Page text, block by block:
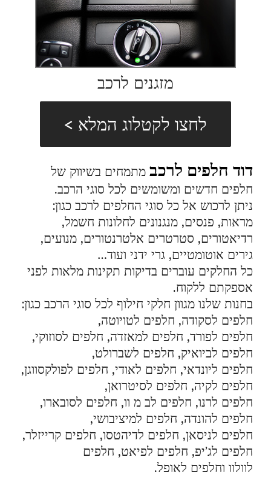
מזגנים לרכב
לחצו לקטלוג המלא >
דוד חלפים לרכב מתמחים בשיווק של
חלפים חדשים ומשומשים לכל סוגי הרכב.
ניתן לרכוש אל כל סוגי החלפים לרכב כגון:
מראות, פנסים, מנגנונים לחלונות חשמל,
רדיאטורים, סטרטרים אלטרנטורים, מנועים,
גירים אוטומטיים, גרי ידני ועוד…
כל החלקים עוברים בדיקות תקינות מלאות לפני
אספקתם ללקוח.
בחנות שלנו מגוון חלקי חילוף לכל סוגי הרכב כגון:
חלפים לסקודה, חלפים לטויוטה,
חלפים לפורד, חלפים למאזדה, חלפים לסוזוקי,
חלפים לביואיק, חלפים לשברולט,
חלפים ליונדאי, חלפים לאודי, חלפים לפולקסווגן,
חלפים לקיה, חלפים לסיטרואן,
חלפים לרנו, חלפים לב מ וו, חלפים לסובארו,
חלפים להונדה, חלפים למיציבושי,
חלפים לניסאן, חלפים לדיהטסו, חלפים קרייזלר,
חלפים לג’יפ, חלפים לפיאט, חלפים
לוולוו וחלפים לאופל.